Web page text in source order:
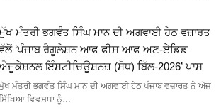
ਮੰਤਰੀ ਭਗਵੰਤ ਸਿੰਘ ਮਾਨ ਦੀ ਅਗਵਾਈ ਹੇਠ ਵਜ਼ਾਰਤ
‘ਪੰਜਾਬ ਰੈਗੂਲੇਸ਼ਨ ਆਫ ਫੀਸ ਆਫ ਅਣ-ਏਡਿਡ
ਇੰਸਟੀਚਿਊਸ਼ਨਜ਼ (ਸੋਧ) ਬਿੱਲ-2026’ ਪਾਸ
ਮੰਤਰੀ ਭਗਵੰਤ ਸਿੰਘ ਮਾਨ ਦੀ ਅਗਵਾਈ ਹੇਠ ਪੰਜਾਬ ਵਜ਼ਾਰਤ ਨੇ ਅੱਜ
ਵਿਵਸਥਾ ਨੂੰ…